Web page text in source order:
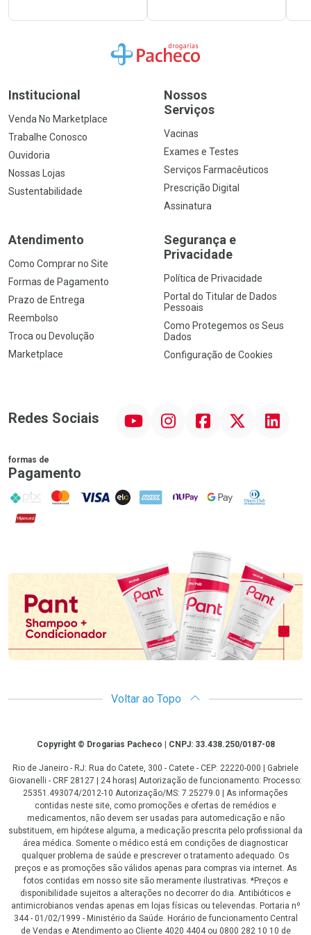
Ir para a Home
Institucional
Venda No Marketplace
Trabalhe Conosco
Ouvidoria
Nossas Lojas
Sustentabilidade
Nossos
Serviços
Vacinas
Exames e Testes
Serviços Farmacêuticos
Prescrição Digital
Assinatura
Atendimento
Como Comprar no Site
Formas de Pagamento
Prazo de Entrega
Reembolso
Troca ou Devolução
Marketplace
Segurança e
Privacidade
Política de Privacidade
Portal do Titular de Dados
Pessoais
Como Protegemos os Seus
Dados
Configuração de Cookies
Redes Sociais InstagramFacebook Linkedin
formas de
Pagamento
PIX MasterCard
VISA ELO AMEX NuPay Google PayDiners Club
Hipercard
Promoção em Destaque
Voltar ao Topo
CopyrightCopyright © Drogarias Pacheco | CNPJ: 33.438.250/0187-08
Rio de Janeiro - RJ: Rua do Catete, 300 - Catete - CEP: 22220-000 | Gabriele
Giovanelli - CRF 28127 | 24 horas| Autorização de funcionamento: Processo:
25351.493074/2012-10 Autorização/MS: 7.25279.0 | As informações
contidas neste site, como promoções e ofertas de remédios e
medicamentos, não devem ser usadas para automedicação e não
substituem, em hipótese alguma, a medicação prescrita pelo profissional da
área médica. Somente o médico está em condições de diagnosticar
qualquer problema de saúde e prescrever o tratamento adequado. Os
preços e as promoções são válidos apenas para compras via internet. As
fotos contidas em nosso site são meramente ilustrativas. *Preços e
disponibilidade sujeitos a alterações no decorrer do dia. Antibióticos e
antimicrobianos vendas apenas em lojas físicas ou televendas. Portaria nº
344 - 01/02/1999 - Ministério da Saúde. Horário de funcionamento Central
de Vendas e Atendimento ao Cliente 4020 4404 ou 0800 282 10 10 de